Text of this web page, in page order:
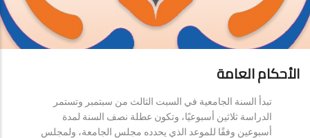
الأحكام العامة
تبدأ السنة الجامعية في السبت الثالث من سبتمبر وتستمر
الدراسة ثلاثين أسبوعيًا، وتكون عطلة نصف السنة لمدة
أسبوعين وفقًا للموعد الذي يحدده مجلس الجامعة، ولمجلس